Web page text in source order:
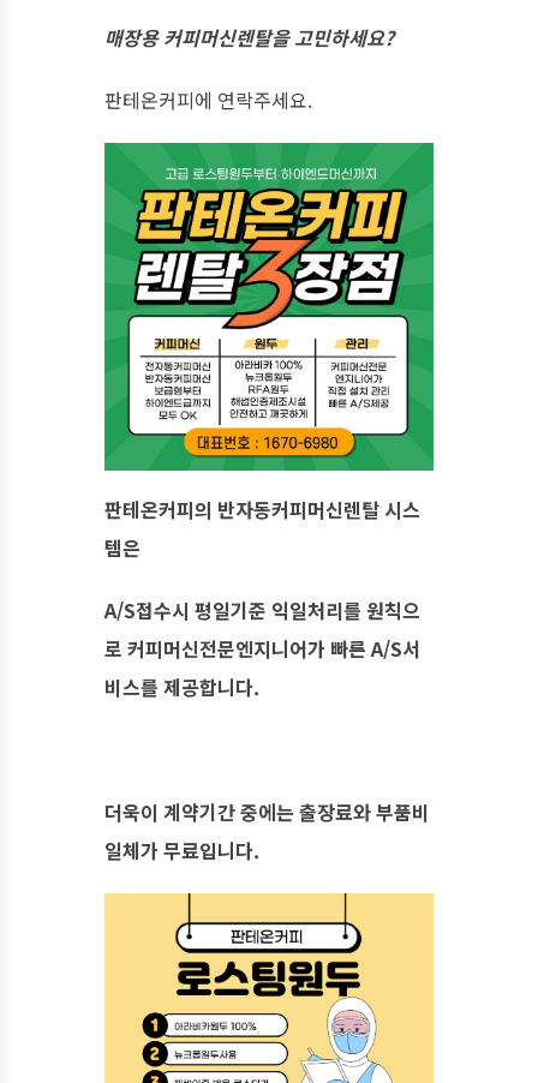
매장용 커피머신렌탈을 고민하세요?
​판테온커피에 연락주세요.
판테온커피의 반자동커피머신렌탈 시스
템은
A/S접수시 평일기준 익일처리를 원칙으
로 커피머신전문엔지니어가 빠른 A/S서
비스를 제공합니다.
​더욱이 계약기간 중에는 출장료와 부품비
일체가 무료입니다.